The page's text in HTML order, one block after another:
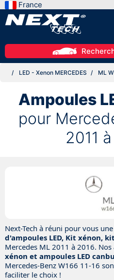
France
LED - Xenon MERCEDES ML
Ampoules
pour
2011
Next-Tech à réuni pour vous une
d'ampoules LED, Kit xénon, kit
Mercedes ML 2011 à 2016. Nos
xénon et ampoules LED
Mercedes-Benz W166 11-16
faciliter le choix !